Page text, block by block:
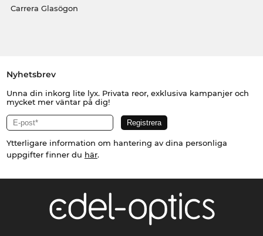
Carrera Glasögon
Nyhetsbrev
Unna din inkorg lite lyx. Privata reor, exklusiva kampanjer och
mycket mer väntar på dig!
Ytterligare information om hantering av dina personliga
uppgifter finner du här.